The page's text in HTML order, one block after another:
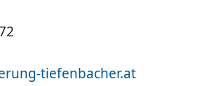
tiefenbacher.at